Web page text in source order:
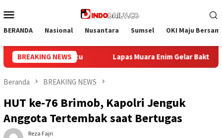
ke
Mobile
BERANDA Nasional Nusantara Sumsel OKI Maju
BREAKING NEWS
Bakti Sosial Donor Darah dalam Rangka Memperingati HUT
Beranda BREAKING NEWS
HUT ke-76 Brimob, Kapolri Jenguk
Anggota Tertembak saat Bertugas
Reza Fajri